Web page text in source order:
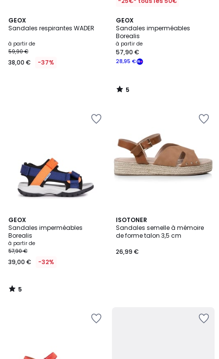
GEOX
Sandales respirantes WADER
à partir de
59,90 €
38,00 € -37%
GEOX
Sandales imperméables
Borealis
à partir de
28,95 €
57,90 €
5
/
5
5
/
GEOX
Sandales imperméables
Borealis
à partir de
57,90 €
39,00 € -32%
5
/
5
5
/
ISOTONER
Sandales semelle à mémoire
de forme talon 3,5 cm
26,99 €